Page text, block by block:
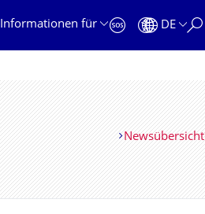
Informationen für
DE